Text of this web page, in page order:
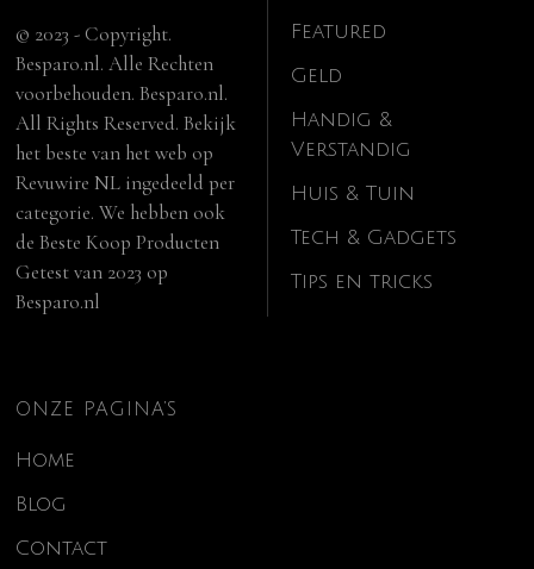
© 2023 - Copyright.
Besparo.nl. Alle Rechten
voorbehouden. Besparo.nl.
All Rights Reserved. Bekijk
het beste van het web op
Revuwire NL ingedeeld per
categorie. We hebben ook
deBeste Koop Producten
Getest van 2023 op
Besparo.nl
Featured
Geld
Handig &
Verstandig
Huis & Tuin
Tech & Gadgets
Tips en tricks
ONZE PAGINA’S
Home
Blog
Contact